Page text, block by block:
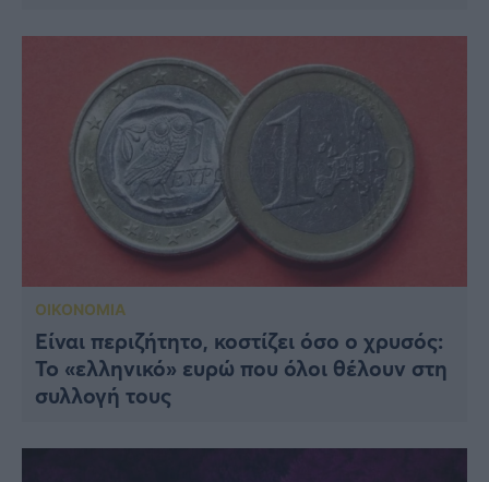
ΟΙΚΟΝΟΜΙΑ
Είναι περιζήτητο, κοστίζει όσο ο χρυσός:
To «ελληνικό» ευρώ που όλοι θέλουν στη
συλλογή τους